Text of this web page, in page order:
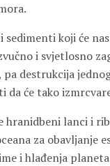
sedimenti koji će
i svjetlosno
pa destrukcija
da će tako
hranidbeni lanci i
za obavljanje
i hlađenja